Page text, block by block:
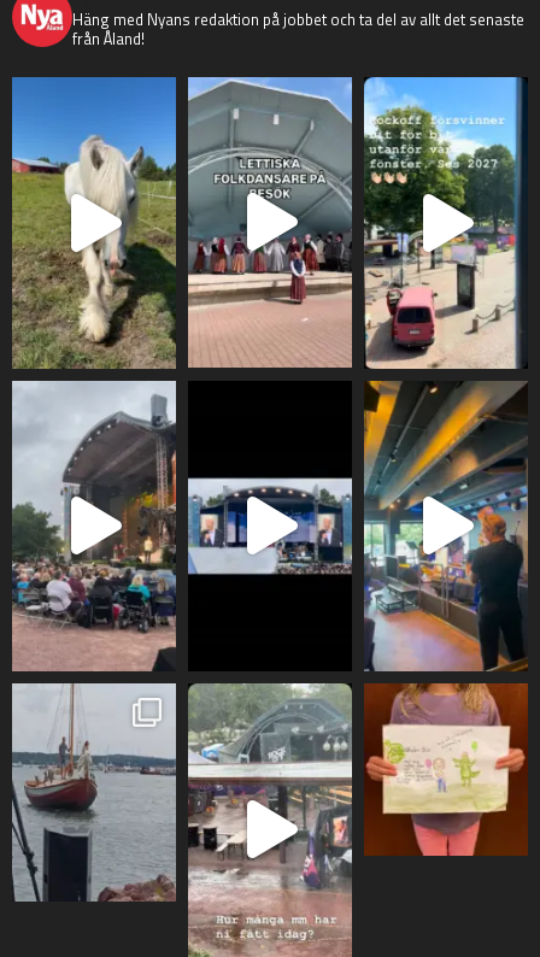
Häng med Nyans redaktion på jobbet och ta del av allt det senaste
från Åland!